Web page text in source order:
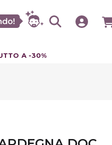
A -30%